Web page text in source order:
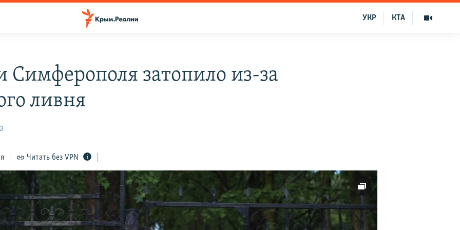
КТА
УКР
Симферополя затопило из-за
ливня
Читать без VPN